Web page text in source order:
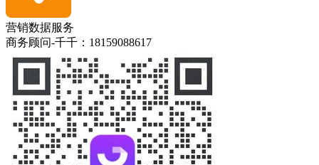
营销数据服务
商务顾问-千千：18159088617